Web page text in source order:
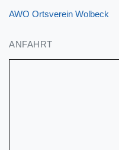
AWO Ortsverein Wolbeck
ANFAHRT